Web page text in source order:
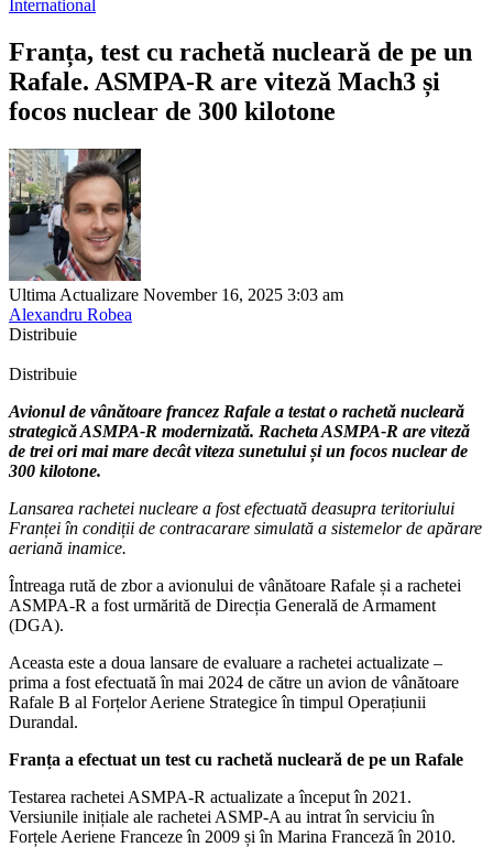
International
Franța, test cu rachetă nucleară de pe un
Rafale. ASMPA-R are viteză Mach3 și
focos nuclear de 300 kilotone
Ultima Actualizare November 16, 2025 3:03 am
Alexandru Robea
Distribuie
Distribuie
Avionul de vânătoare francez Rafale a testat o rachetă nucleară
strategică ASMPA-R modernizată. Racheta ASMPA-R are viteză
de trei ori mai mare decât viteza sunetului și un focos nuclear de
300 kilotone.
Lansarea rachetei nucleare a fost efectuată deasupra teritoriului
Franței în condiții de contracarare simulată a sistemelor de apărare
aeriană inamice.
Întreaga rută de zbor a avionului de vânătoare Rafale și a rachetei
ASMPA-R a fost urmărită de Direcția Generală de Armament
(DGA).
Aceasta este a doua lansare de evaluare a rachetei actualizate –
prima a fost efectuată în mai 2024 de către un avion de vânătoare
Rafale B al Forțelor Aeriene Strategice în timpul Operațiunii
Durandal.
Franța a efectuat un test cu rachetă nucleară de pe un Rafale
Testarea rachetei ASMPA-R actualizate a început în 2021.
Versiunile inițiale ale rachetei ASMP-A au intrat în serviciu în
Forțele Aeriene Franceze în 2009 și în Marina Franceză în 2010.